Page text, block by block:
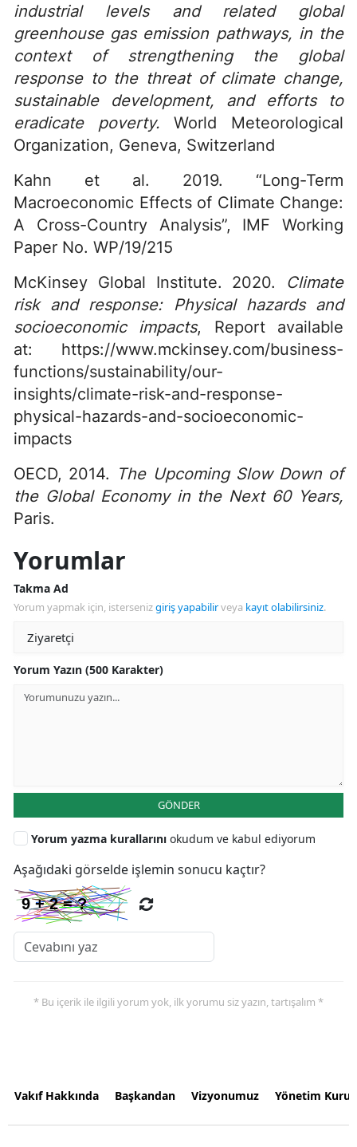
industrial levels and related global
greenhouse gas emission pathways, in the
context of strengthening the global
response to the threat of climate change,
sustainable development, and efforts to
eradicate poverty.World Meteorological
Organization, Geneva, Switzerland
Kahn et al. 2019. “Long-Term
Macroeconomic Effects of Climate Change:
A Cross-Country Analysis”, IMF Working
Paper No. WP/19/215
McKinsey Global Institute. 2020. Climate
risk and response: Physical hazards and
socioeconomic impacts, Report available
at: https://www.mckinsey.com/business-
functions/sustainability/our-
insights/climate-risk-and-response-
physical-hazards-and-socioeconomic-
impacts
OECD, 2014. The Upcoming Slow Down of
the Global Economy in the Next 60 Years,
Paris.
Yorumlar
Takma Ad
Yorum yapmak için, istersenizgiriş yapabilirveya kayıt olabilirsiniz.
Yorum Yazın (500 Karakter)
GÖNDER
Yorum yazma kurallarını okudum ve kabul ediyorum
Aşağıdaki görselde işlemin sonucu kaçtır?
* Bu içerik ile ilgili yorum yok, ilk yorumu siz yazın, tartışalım *
Vakıf Hakkında Başkandan Vizyonumuz Yönetim